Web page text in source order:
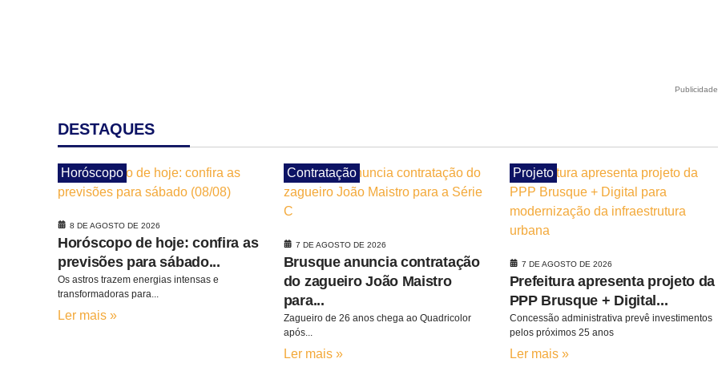
Publicidade
DESTAQUES
Horóscopo
8 DE AGOSTO DE 2026
Horóscopo de hoje: confira as
previsões para sábado...
Os astros trazem energias intensas e
transformadoras para...
Ler mais »
Contratação
7 DE AGOSTO DE 2026
Brusque anuncia contratação
do zagueiro João Maistro
para...
Zagueiro de 26 anos chega ao Quadricolor
após...
Ler mais »
Projeto
7 DE AGOSTO DE 2026
Prefeitura apresenta projeto da
PPP Brusque + Digital...
Concessão administrativa prevê investimentos
pelos próximos 25 anos
Ler mais »